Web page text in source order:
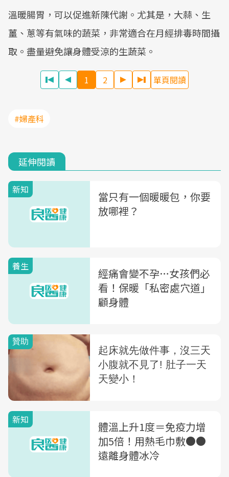
溫暖腸胃，可以促進新陳代謝。尤其是，大蒜、生
薑、蔥等有氣味的蔬菜，非常適合在月經排毒時間攝
取。盡量避免讓身體受涼的生蔬菜。
1 2 單頁閱讀
#婦產科
延伸閱讀
新知
當只有一個暖暖包，你要
放哪裡？
養生
經痛會變不孕…女孩們必
看！保暖「私密處穴道」
顧身體
新知
體溫上升1度＝免疫力增
加5倍！用熱毛巾敷●●
遠離身體冰冷